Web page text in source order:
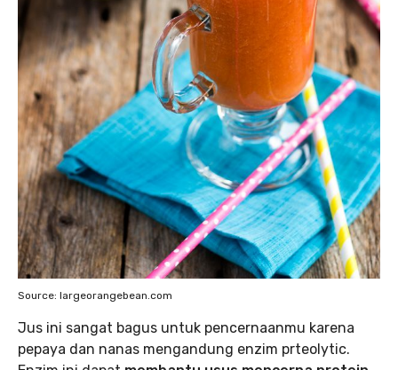
Source: largeorangebean.com
Jus ini sangat bagus untuk pencernaanmu karena
pepaya dan nanas mengandung enzim prteolytic.